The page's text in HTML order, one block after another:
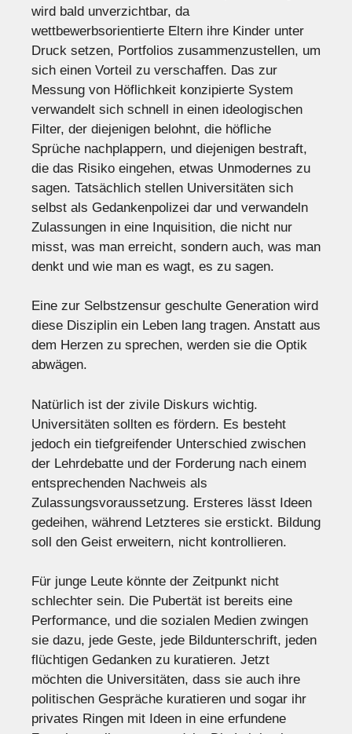
wird bald unverzichtbar, da
wettbewerbsorientierte Eltern ihre Kinder unter
Druck setzen, Portfolios zusammenzustellen, um
sich einen Vorteil zu verschaffen. Das zur
Messung von Höflichkeit konzipierte System
verwandelt sich schnell in einen ideologischen
Filter, der diejenigen belohnt, die höfliche
Sprüche nachplappern, und diejenigen bestraft,
die das Risiko eingehen, etwas Unmodernes zu
sagen. Tatsächlich stellen Universitäten sich
selbst als Gedankenpolizei dar und verwandeln
Zulassungen in eine Inquisition, die nicht nur
misst, was man erreicht, sondern auch, was man
denkt und wie man es wagt, es zu sagen.
Eine zur Selbstzensur geschulte Generation wird
diese Disziplin ein Leben lang tragen. Anstatt aus
dem Herzen zu sprechen, werden sie die Optik
abwägen.
Natürlich ist der zivile Diskurs wichtig.
Universitäten sollten es fördern. Es besteht
jedoch ein tiefgreifender Unterschied zwischen
der Lehrdebatte und der Forderung nach einem
entsprechenden Nachweis als
Zulassungsvoraussetzung. Ersteres lässt Ideen
gedeihen, während Letzteres sie erstickt. Bildung
soll den Geist erweitern, nicht kontrollieren.
Für junge Leute könnte der Zeitpunkt nicht
schlechter sein. Die Pubertät ist bereits eine
Performance, und die sozialen Medien zwingen
sie dazu, jede Geste, jede Bildunterschrift, jeden
flüchtigen Gedanken zu kuratieren. Jetzt
möchten die Universitäten, dass sie auch ihre
politischen Gespräche kuratieren und sogar ihr
privates Ringen mit Ideen in eine erfundene